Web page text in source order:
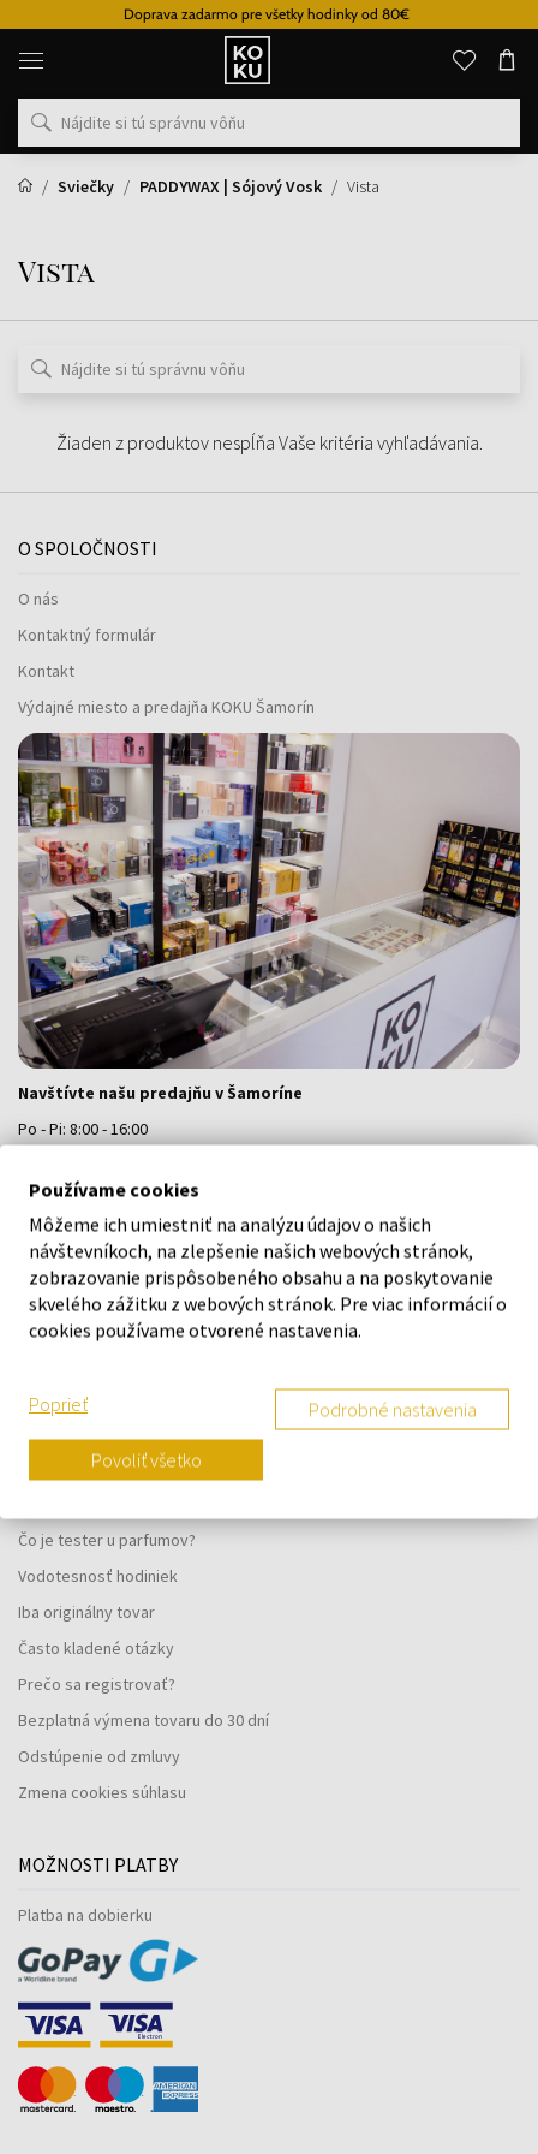
Doprava zadarmo pre všetky hodinky od 80€
Originálne
parfémy
hodinky
na
mieste
Sviečky
PADDYWAX | Sójový Vosk Vista
Vista
Žiaden z produktov nespĺňa Vaše kritéria vyhľadávania.
O SPOLOČNOSTI
O nás
Kontaktný formulár
Kontakt
Výdajné miesto a predajňa KOKU Šamorín
Navštívte našu predajňu v Šamoríne
Po - Pi: 8:00 - 16:00
VŠETKO O NÁKUPE
Vernostný systém
Všeobecné obchodné podmienky
Reklamačný formulár
Kedy obdržím objednaný tovar?
Čo je tester u parfumov?
Vodotesnosť hodiniek
Iba originálny tovar
Často kladené otázky
Prečo sa registrovať?
Bezplatná výmena tovaru do 30 dní
Odstúpenie od zmluvy
Zmena cookies súhlasu
MOŽNOSTI PLATBY
Platba na dobierku
Používame cookies
Môžeme ich umiestniť na analýzu údajov o našich
návštevníkoch, na zlepšenie našich webových stránok,
zobrazovanie prispôsobeného obsahu a na poskytovanie
skvelého zážitku z webových stránok. Pre viac informácií o
cookies používame otvorené nastavenia.
Poprieť Podrobné nastavenia
Povoliť všetko